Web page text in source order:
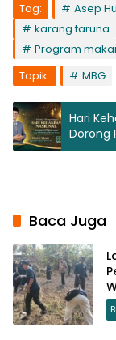
Tag: Asep
karang taruna
Program
Topik:
MBG
Hari
Dorong
Baca Juga